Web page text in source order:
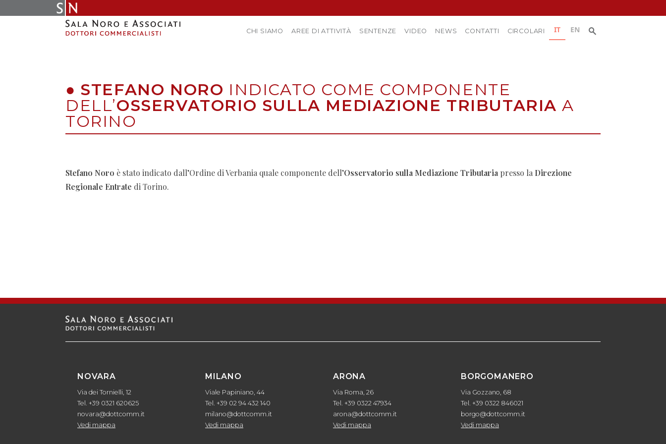
to
Ricerca:
CHI SIAMO AREE DI ATTIVITÀ SENTENZE VIDEO NEWS CONTATTI CIRCOLARI IT EN
● STEFANO NORO INDICATO COME COMPONENTE
DELL’OSSERVATORIO SULLA MEDIAZIONE TRIBUTARIA A
TORINO
Stefano Noro è stato indicato dall’Ordine di Verbania quale componente dell’Osservatorio sulla Mediazione Tributaria presso la Direzione
Regionale Entrate di Torino.
NOVARA
Via dei Tornielli, 12
Tel. +39 0321 620625
novara@dottcomm.it
Vedi mappa
MILANO
Viale Papiniano, 44
Tel. +39 02 94 432 140
milano@dottcomm.it
Vedi mappa
ARONA
Via Roma, 26
Tel. +39 0322 47934
arona@dottcomm.it
Vedi mappa
BORGOMANERO
Via Gozzano, 68
Tel. +39 0322 846021
borgo@dottcomm.it
Vedi mappa